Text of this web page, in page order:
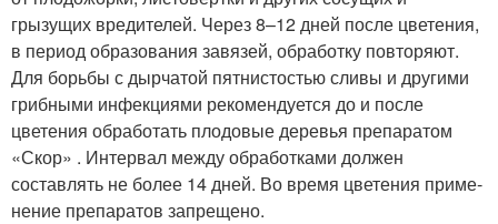
грызущих вредителей. Через 8–12 дней после цветения,
в пе­риод образования завязей, обработку повторяют.
Для борьбы с дырчатой пят­нистостью сливы и другими
грибными инфекциями рекомендуется до и после
цветения обработать плодовые деревья препаратом
«Скор» . Интервал между обработками должен
составлять не бо­лее 14 дней. Во время цветения приме­
нение препаратов запрещено.